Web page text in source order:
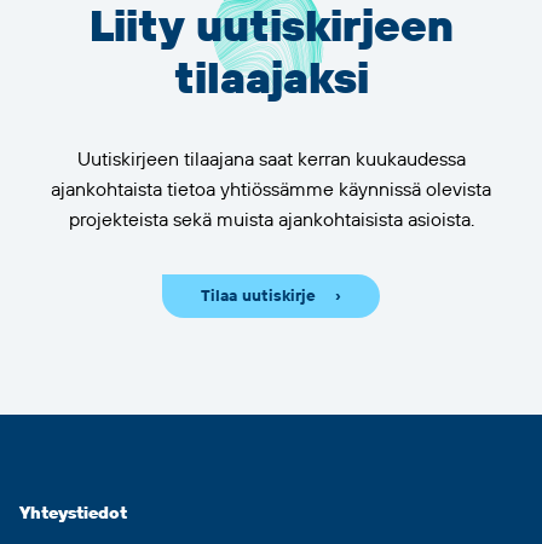
Liity uutiskirjeen
tilaajaksi
Uutiskirjeen tilaajana saat kerran kuukaudessa
ajankohtaista tietoa yhtiössämme käynnissä olevista
projekteista sekä muista ajankohtaisista asioista.
Tilaa uutiskirje
Yhteystiedot